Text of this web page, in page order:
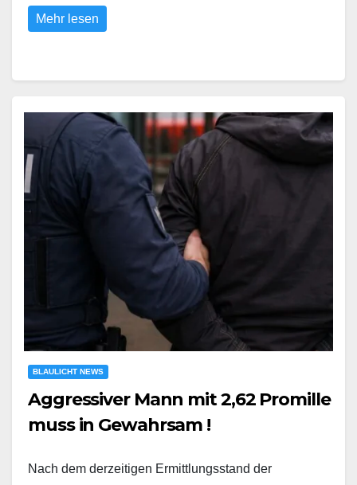
Mehr lesen
BLAULICHT NEWS
Aggressiver Mann mit 2,62 Promille
muss in Gewahrsam !
Nach dem derzeitigen Ermittlungsstand der